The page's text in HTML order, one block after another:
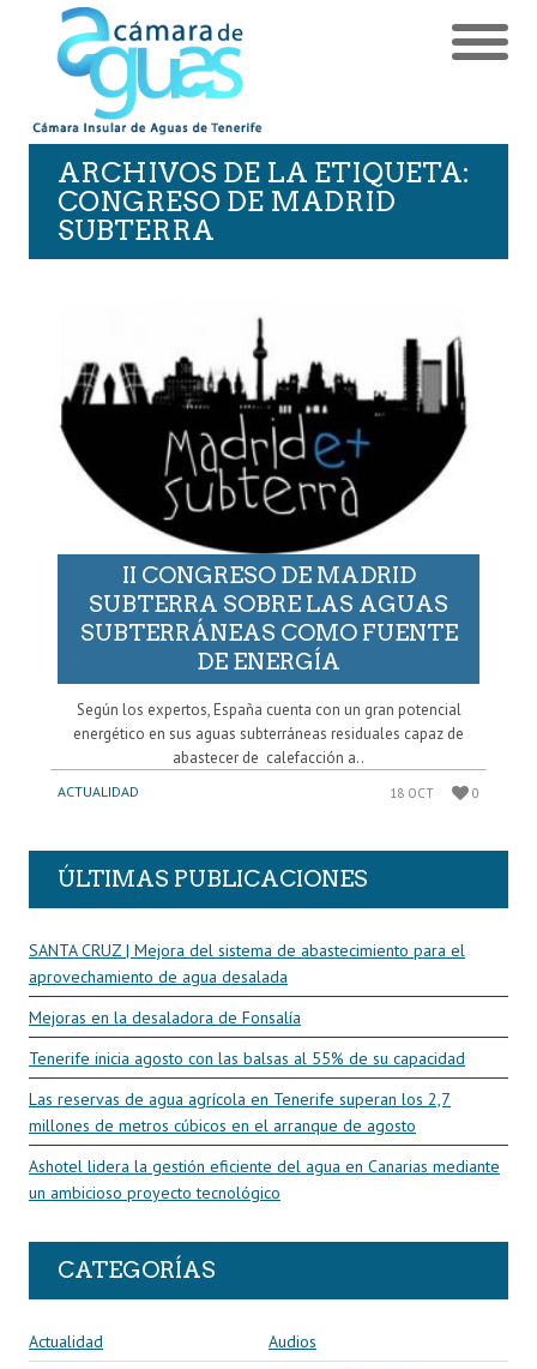
ARCHIVOS DE LA ETIQUETA:
CONGRESO DE MADRID
SUBTERRA
II CONGRESO DE MADRID
SUBTERRA SOBRE LAS AGUAS
SUBTERRÁNEAS COMO FUENTE
DE ENERGÍA
Según los expertos, España cuenta con un gran potencial
energético en sus aguas subterráneas residuales capaz de
abastecer de calefacción a..
ACTUALIDAD 18 OCT 0
ÚLTIMAS PUBLICACIONES
SANTA CRUZ | Mejora del sistema de abastecimiento para el
aprovechamiento de agua desalada
Mejoras en la desaladora de Fonsalía
Tenerife inicia agosto con las balsas al 55% de su capacidad
Las reservas de agua agrícola en Tenerife superan los 2,7
millones de metros cúbicos en el arranque de agosto
Ashotel lidera la gestión eficiente del agua en Canarias mediante
un ambicioso proyecto tecnológico
CATEGORÍAS
Actualidad
Audios